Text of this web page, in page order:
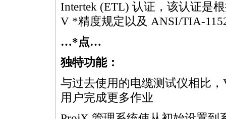
Intertek (ETL) 认证，该认证是
V *精度规定以及 ANSI/TIA-
…*点…
独特功能：
与过去使用的电缆测试仪相比
用户完成更多作业